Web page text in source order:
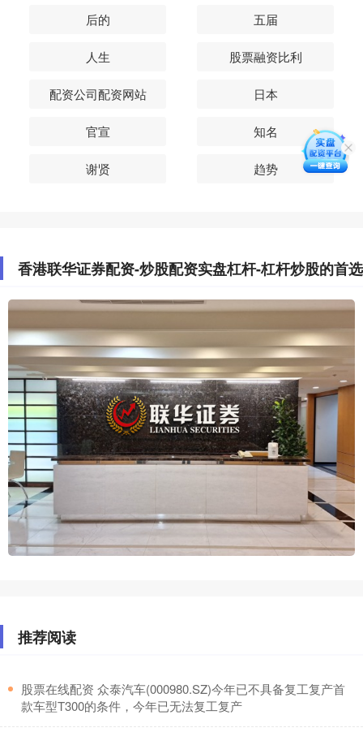
后的 五届
人生 股票融资比利
配资公司配资网站 日本
官宣 知名
谢贤 趋势
香港联华证券配资-炒股配资实盘杠杆-杠杆炒股的首选
推荐阅读
​股票在线配资 众泰汽车(000980.SZ)今年已不具备复工复产首
款车型T300的条件，今年已无法复工复产